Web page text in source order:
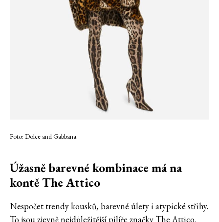
Foto: Dolce and Gabbana
Úžasně barevné kombinace má na
kontě The Attico
Nespočet trendy kousků, barevné úlety i atypické střihy.
To jsou zjevně nejdůležitější pilíře značky The Attico.